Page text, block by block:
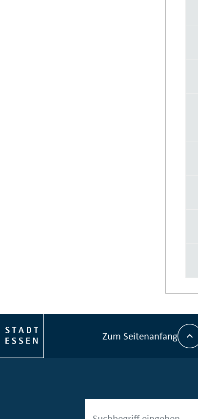
Zum Seitenanfang